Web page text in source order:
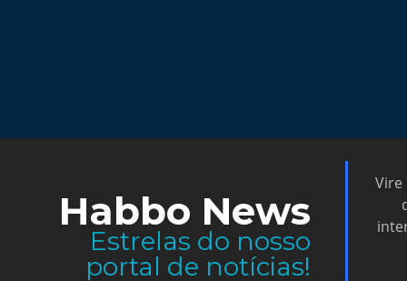
Habbo News
Estrelas do nosso
portal de notícias!
Vire